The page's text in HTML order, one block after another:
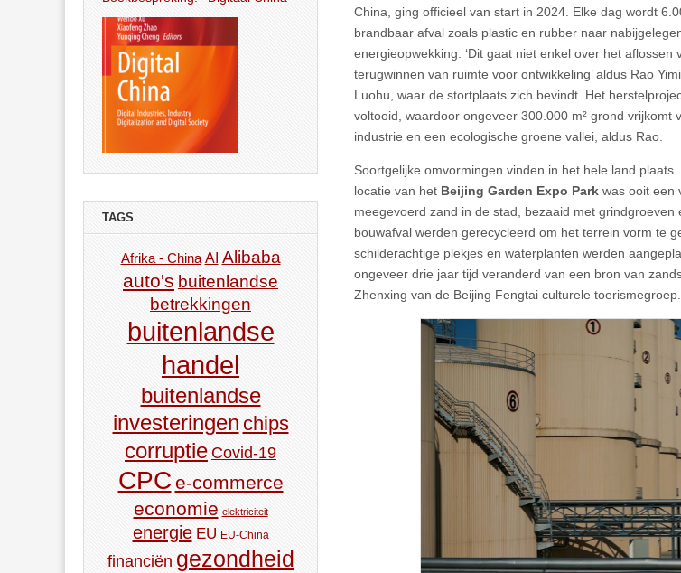
China, ging officieel van start in 2024. Elke dag wordt
brandbaar afval zoals plastic en rubber naar
energieopwekking. ‘Dit gaat niet enkel over het
terugwinnen van ruimte voor ontwikkeling’ aldus Rao
Luohu, waar de stortplaats zich bevindt. Het
voltooid, waardoor ongeveer 300.000 m² grond vrijkomt
industrie en een ecologische groene vallei, aldus Rao.
Soortgelijke omvormingen vinden in het hele land
locatie van het Beijing Garden Expo Park was ooit een
meegevoerd zand in de stad, bezaaid met
bouwafval werden gerecycleerd om het terrein vorm te
schilderachtige plekjes en waterplanten werden
ongeveer drie jaar tijd veranderd van een bron van
Zhenxing van de Beijing Fengtai culturele toerismegroep.
TAGS
Afrika - China AI Alibaba
auto's buitenlandse
betrekkingen
buitenlandse
handel
buitenlandse
investeringen chips
corruptie Covid-19
CPC e-commerce
economie elektriciteit
energie EU EU-China
financiën gezondheid